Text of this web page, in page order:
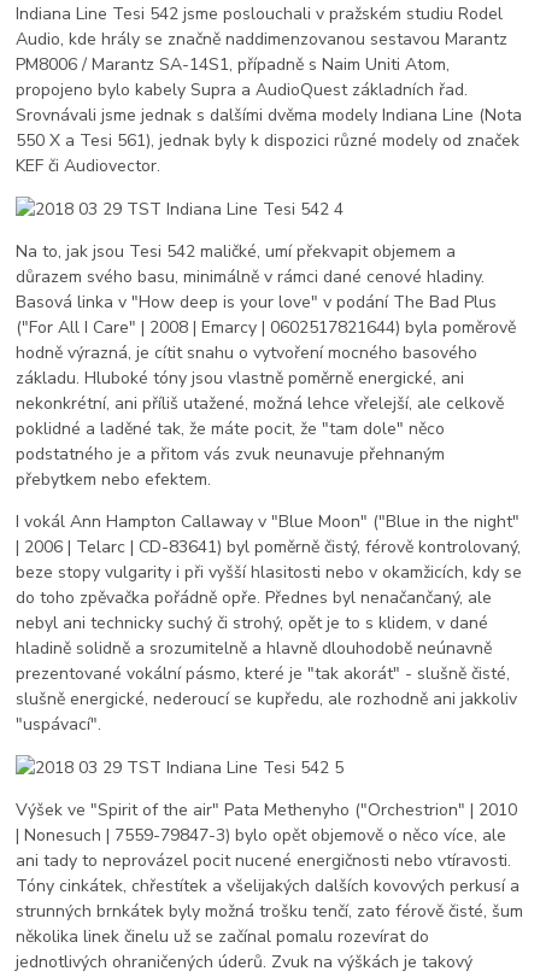
Indiana Line Tesi 542 jsme poslouchali v pražském studiu Rodel
Audio, kde hrály se značně naddimenzovanou sestavou Marantz
PM8006 / Marantz SA-14S1, případně s Naim Uniti Atom,
propojeno bylo kabely Supra a AudioQuest základních řad.
Srovnávali jsme jednak s dalšími dvěma modely Indiana Line (Nota
550 X a Tesi 561), jednak byly k dispozici různé modely od značek
KEF či Audiovector.
Na to, jak jsou Tesi 542 maličké, umí překvapit objemem a
důrazem svého basu, minimálně v rámci dané cenové hladiny.
Basová linka v "How deep is your love" v podání The Bad Plus
("For All I Care" | 2008 | Emarcy | 0602517821644) byla poměrově
hodně výrazná, je cítit snahu o vytvoření mocného basového
základu. Hluboké tóny jsou vlastně poměrně energické, ani
nekonkrétní, ani příliš utažené, možná lehce vřelejší, ale celkově
poklidné a laděné tak, že máte pocit, že "tam dole" něco
podstatného je a přitom vás zvuk neunavuje přehnaným
přebytkem nebo efektem.
I vokál Ann Hampton Callaway v "Blue Moon" ("Blue in the night"
| 2006 | Telarc | CD-83641) byl poměrně čistý, férově kontrolovaný,
beze stopy vulgarity i při vyšší hlasitosti nebo v okamžicích, kdy se
do toho zpěvačka pořádně opře. Přednes byl nenačančaný, ale
nebyl ani technicky suchý či strohý, opět je to s klidem, v dané
hladině solidně a srozumitelně a hlavně dlouhodobě neúnavně
prezentované vokální pásmo, které je "tak akorát" - slušně čisté,
slušně energické, nederoucí se kupředu, ale rozhodně ani jakkoliv
"uspávací".
Výšek ve "Spirit of the air" Pata Methenyho ("Orchestrion" | 2010
| Nonesuch | 7559-79847-3) bylo opět objemově o něco více, ale
ani tady to neprovázel pocit nucené energičnosti nebo vtíravosti.
Tóny cinkátek, chřestítek a všelijakých dalších kovových perkusí a
strunných brnkátek byly možná trošku tenčí, zato férově čisté, šum
několika linek činelu už se začínal pomalu rozevírat do
jednotlivých ohraničených úderů. Zvuk na výškách je takový